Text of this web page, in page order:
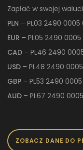
Zapłać w swojej
PLN – PL03 2490
EUR – PL05 2490
CAD – PL46 2490
USD – PL48 2490
GBP – PL53 2490 0005
AUD – PL67 2490
ZOBACZ DANE DO